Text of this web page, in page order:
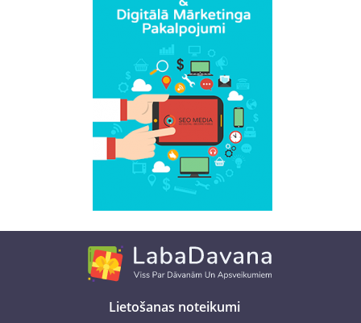
Lietošanas noteikumi